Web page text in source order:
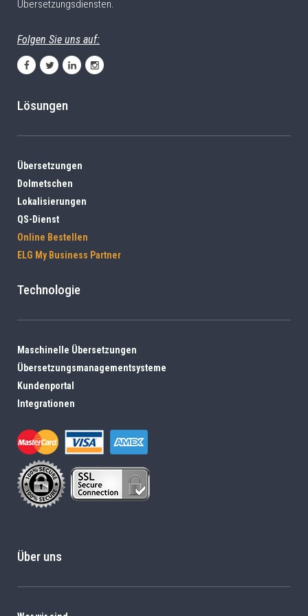
Übersetzungsdiensten.
Folgen Sie uns auf:
Lösungen
Übersetzungen
Dolmetschen
Lokalisierungen
QS-Dienst
Online Bestellen
ELG My Business Partner
Technologie
Maschinelle Übersetzungen
Übersetzungsmanagementsysteme
Kundenportal
Integrationen
Über uns